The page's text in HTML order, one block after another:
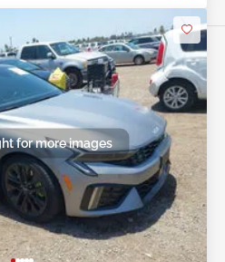
for more images